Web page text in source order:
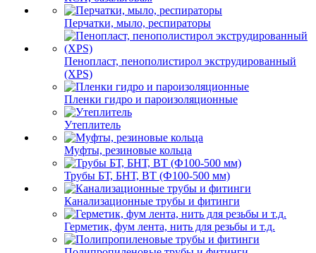
Перчатки, мыло, респираторы
Пенопласт, пенополистирол экструдированный
(XPS)
Пленки гидро и пароизоляционные
Утеплитель
Муфты, резиновые кольца
Трубы БТ, БНТ, ВТ (Ф100-500 мм)
Канализационные трубы и фитинги
Герметик, фум лента, нить для резьбы и т.д.